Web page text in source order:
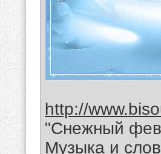
http://
"Снежный
Музыка и